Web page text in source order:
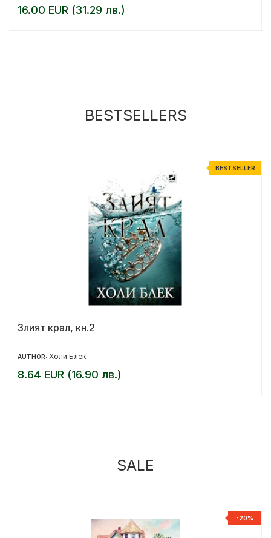
16.00 EUR (31.29 лв.)
BESTSELLERS
BESTSELLER
Злият крал, кн.2
AUTHOR: Холи Блек
8.64 EUR (16.90 лв.)
SALE
-20%